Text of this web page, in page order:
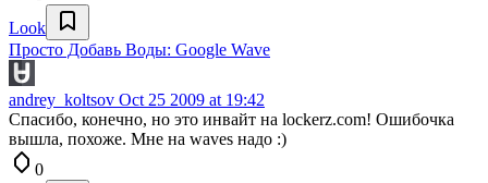
Look
Просто Добавь Воды: Google Wave
andrey_koltsov Oct 25 2009 at 19:42
Спасибо, конечно, но это инвайт на lockerz.com! Ошибочка
вышла, похоже. Мне на waves надо :)
0